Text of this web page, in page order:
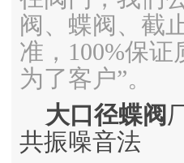
阀、蝶阀、截
准，100%保
为了客户”。
大口径蝶阀
共振噪音法